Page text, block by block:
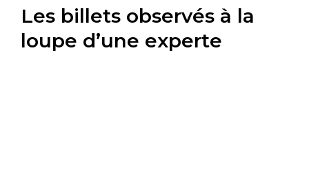
Les billets observés à la
loupe d’une experte